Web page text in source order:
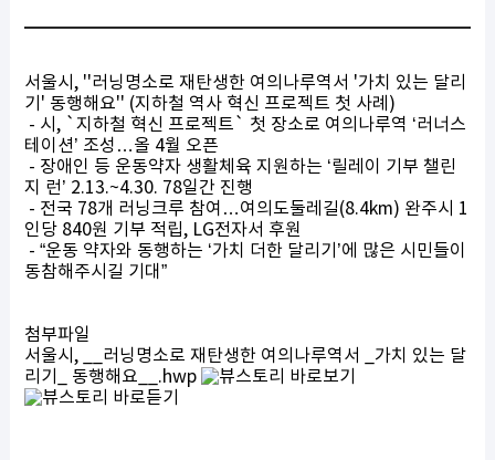
서울시, ''러닝명소로 재탄생한 여의나루역서 '가치 있는 달리
기' 동행해요'' (지하철 역사 혁신 프로젝트 첫 사례)
- 시, `지하철 혁신 프로젝트` 첫 장소로 여의나루역 ‘러너스
테이션’ 조성…올 4월 오픈
- 장애인 등 운동약자 생활체육 지원하는 ‘릴레이 기부 챌린
지 런’ 2.13.~4.30. 78일간 진행
- 전국 78개 러닝크루 참여…여의도둘레길(8.4km) 완주시 1
인당 840원 기부 적립, LG전자서 후원
- “운동 약자와 동행하는 ‘가치 더한 달리기’에 많은 시민들이
동참해주시길 기대”
첨부파일
서울시, __러닝명소로 재탄생한 여의나루역서 _가치 있는 달
리기_ 동행해요__.hwp